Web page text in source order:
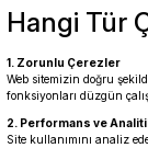
Hangi Tür
1. Zorunlu Çerezler
Web sitemizin doğru
fonksiyonları düzgün
2. Performans ve
Site kullanımını analiz